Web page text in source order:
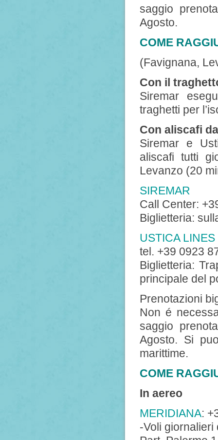
saggio
Agosto.
COME
(Favignana,
Con il
Siremar
traghetti per
Con aliscafi
Siremar e
aliscafi tutti
Levanzo (20
SIREMAR
Call Center:
Biglietteria:
USTICA LINES
tel. +39 0923
Biglietteria:
principale del
Prenotazioni
Non é
saggio
Agosto. Si
marittime.
COME
In aereo
MERIDIANA:
-Voli giornalieri